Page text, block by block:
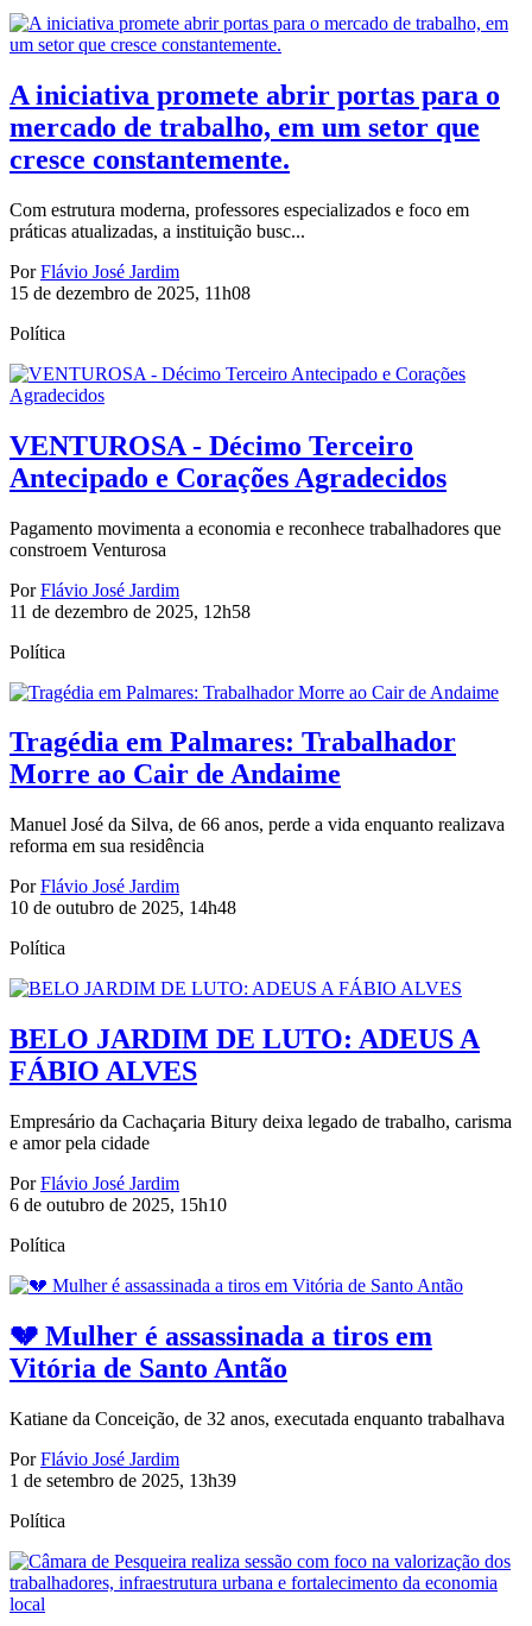
A iniciativa promete abrir portas para o
mercado de trabalho, em um setor que
cresce constantemente.
Com estrutura moderna, professores especializados e foco em
práticas atualizadas, a instituição busc...
PorFlávio José Jardim
15 de dezembro de 2025, 11h08
Política
VENTUROSA - Décimo Terceiro
Antecipado e Corações Agradecidos
Pagamento movimenta a economia e reconhece trabalhadores que
constroem Venturosa
PorFlávio José Jardim
11 de dezembro de 2025, 12h58
Política
Tragédia em Palmares: Trabalhador
Morre ao Cair de Andaime
Manuel José da Silva, de 66 anos, perde a vida enquanto realizava
reforma em sua residência
PorFlávio José Jardim
10 de outubro de 2025, 14h48
Política
BELO JARDIM DE LUTO: ADEUS A
FÁBIO ALVES
Empresário da Cachaçaria Bitury deixa legado de trabalho, carisma
e amor pela cidade
PorFlávio José Jardim
6 de outubro de 2025, 15h10
Política
💔 Mulher é assassinada a tiros em
Vitória de Santo Antão
Katiane da Conceição, de 32 anos, executada enquanto trabalhava
PorFlávio José Jardim
1 de setembro de 2025, 13h39
Política